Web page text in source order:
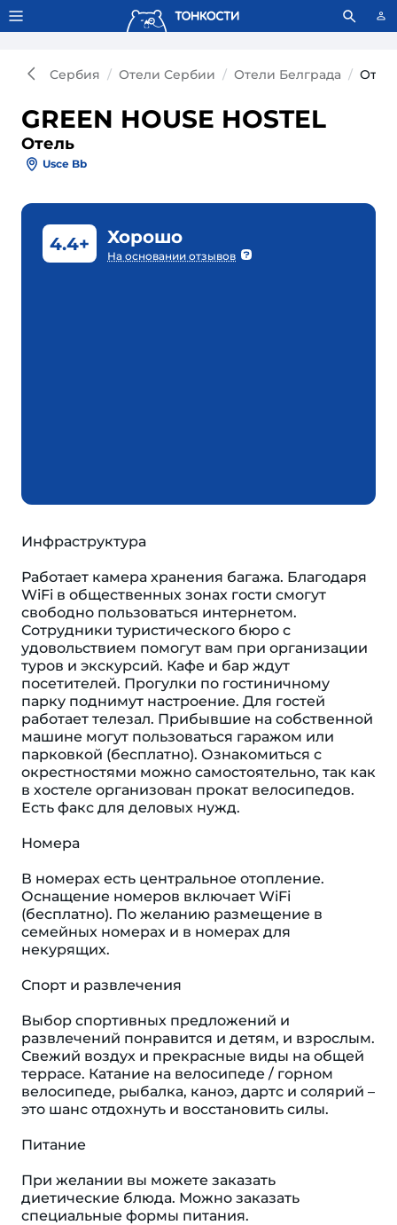
Тонкости используют сookie-файлы. Что это значит?
Сербия Отели Сербии Отели Белграда
GREEN HOUSE HOSTEL
Отель
Usce Bb
4.4+ Хорошо
На основании отзывов
Инфраструктура
Работает камера хранения багажа. Благодаря
WiFi в общественных зонах гости смогут
свободно пользоваться интернетом.
Сотрудники туристического бюро с
удовольствием помогут вам при организации
туров и экскурсий. Кафе и бар ждут
посетителей. Прогулки по гостиничному
парку поднимут настроение. Для гостей
работает телезал. Прибывшие на собственной
машине могут пользоваться гаражом или
парковкой (бесплатно). Ознакомиться с
окрестностями можно самостоятельно, так как
в хостеле организован прокат велосипедов.
Есть факс для деловых нужд.
Номера
В номерах есть центральное отопление.
Оснащение номеров включает WiFi
(бесплатно). По желанию размещение в
семейных номерах и в номерах для
некурящих.
Спорт и развлечения
Выбор спортивных предложений и
развлечений понравится и детям, и взрослым.
Свежий воздух и прекрасные виды на общей
террасе. Катание на велосипеде / горном
велосипеде, рыбалка, каноэ, дартс и солярий –
это шанс отдохнуть и восстановить силы.
Питание
При желании вы можете заказать
диетические блюда. Можно заказать
специальные формы питания.